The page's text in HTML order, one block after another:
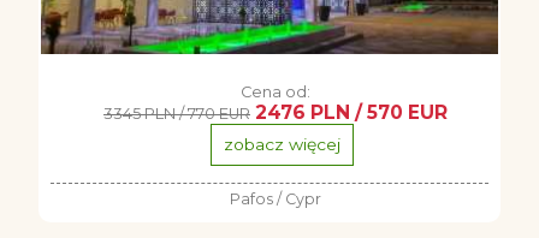
Cena od:
3345 PLN / 770 EUR 2476 PLN / 570 EUR
zobacz więcej
Pafos / Cypr